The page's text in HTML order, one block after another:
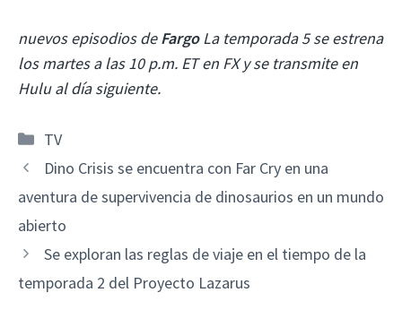
nuevos episodios deFargoLa temporada 5 se estrena
los martes a las 10 p.m. ET en FX y se transmite en
Hulu al día siguiente.
Categorías
TV
Dino Crisis se encuentra con Far Cry en una
aventura de supervivencia de dinosaurios en un mundo
abierto
Se exploran las reglas de viaje en el tiempo de la
temporada 2 del Proyecto Lazarus